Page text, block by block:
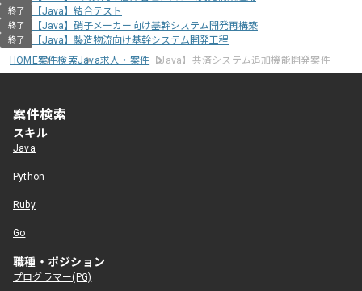
終了 【Java】結合テスト
終了 【Java】硝子メーカー向け基幹システム開発再構築
終了
【Java】製造物流向け基幹システム開発工程
HOME案件検索Java求人・案件 【Java】共済システム追加機能開発案件
案件検索
スキル
Java
Python
Ruby
Go
職種・ポジション
プログラマー(PG)